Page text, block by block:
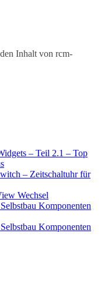
Inhalt von rcm-
– Teil 2.1 – Top
– Zeitschaltuhr für
Wechsel
Komponenten
Komponenten